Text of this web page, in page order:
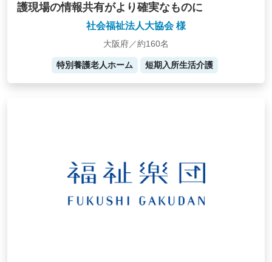
護現場の情報共有がより確実なものに
社会福祉法人大協会 様
大阪府／約160名
特別養護老人ホーム 短期入所生活介護